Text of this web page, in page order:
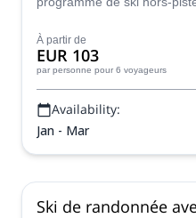
de Chamonix.
À partir de
EUR 103
par personne pour 6 voyageurs
Availability:
Jan - Mar
Ski de randonnée